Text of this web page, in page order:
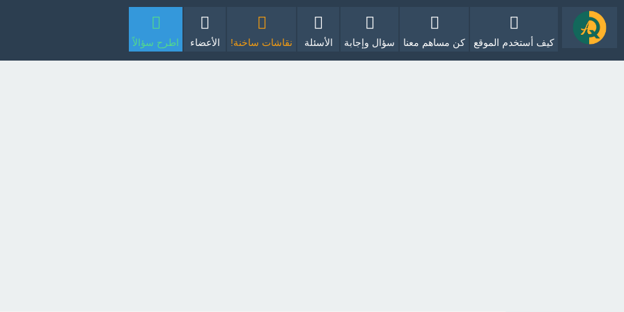
كيف أستخدم الموقع كن مساهم معنا سؤال وإجابة الأسئلة نقاشات ساخنة! الأعضاء اطرح سؤالاً